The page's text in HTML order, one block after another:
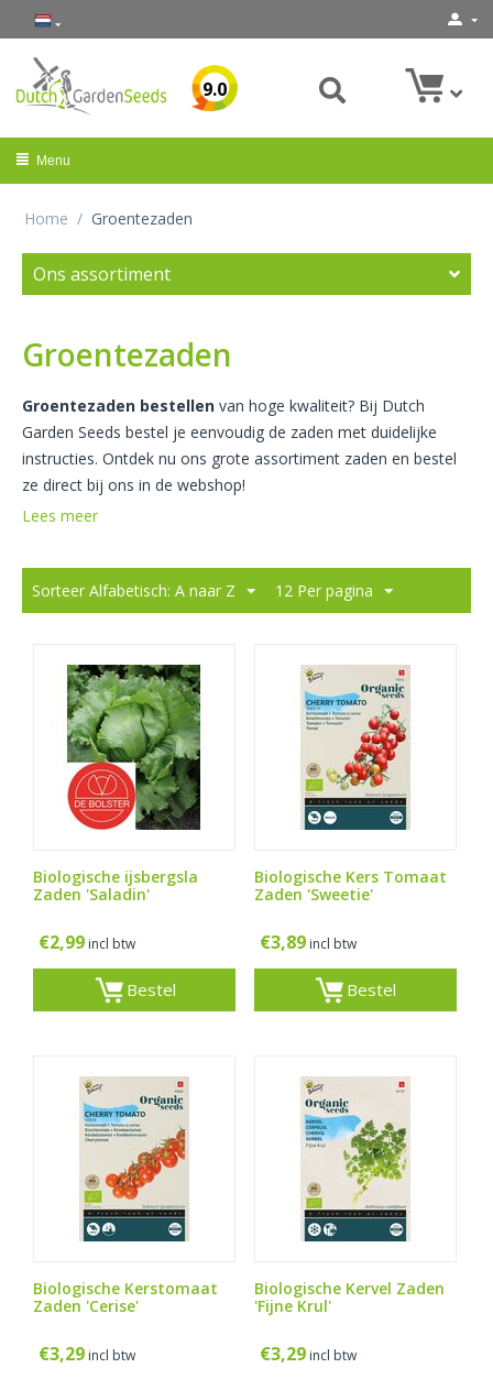
9.0
Menu
Home / Groentezaden
Ons assortiment
Groentezaden
Groentezaden bestellen van hoge kwaliteit? Bij Dutch
Garden Seeds bestel je eenvoudig de zaden met duidelijke
instructies. Ontdek nu ons grote assortiment zaden en bestel
ze direct bij ons in de webshop!
Lees meer
Sorteer Alfabetisch: A naar Z 12 Per pagina
Biologische ijsbergsla
Zaden 'Saladin'
€2,99 incl btw
Bestel
Biologische Kers Tomaat
Zaden 'Sweetie'
€3,89 incl btw
Bestel
Biologische Kerstomaat
Zaden 'Cerise'
€3,29 incl btw
Biologische Kervel Zaden
'Fijne Krul'
€3,29 incl btw